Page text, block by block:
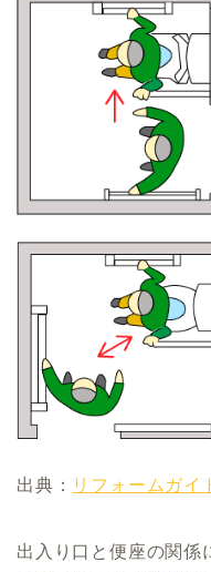
出典： リフォームガイ
出入り口と便座の関係